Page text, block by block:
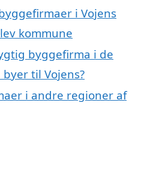
i Vojens
kommune
byggefirma i de
til Vojens?
i andre regioner af